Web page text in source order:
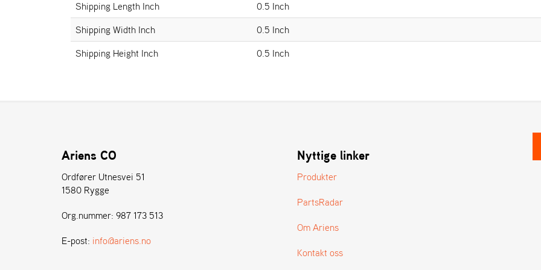
Shipping Length Inch
0.5 Inch
Shipping Width Inch
0.5 Inch
Shipping Height Inch
0.5 Inch
Ariens CO
Ordfører Utnesvei 51
1580 Rygge
Org.nummer: 987 173 513
E-post: info@ariens.no
Nyttige linker
Produkter
PartsRadar
Om Ariens
Kontakt oss